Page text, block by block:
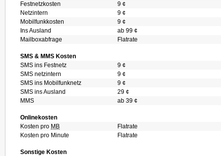
Festnetzkosten
9 ¢
Netzintern
9 ¢
Mobilfunkkosten
9 ¢
Ins Ausland
ab 99 ¢
Mailboxabfrage
Flatrate
SMS & MMS Kosten
SMS ins Festnetz
9 ¢
SMS netzintern
9 ¢
SMS ins Mobilfunknetz
9 ¢
SMS ins Ausland
29 ¢
MMS
ab 39 ¢
Onlinekosten
Kosten pro MB
Flatrate
Kosten pro Minute
Flatrate
Sonstige Kosten